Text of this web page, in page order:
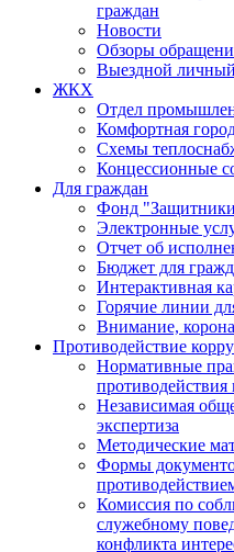
граждан
Новости
Обзоры
Выездной
ЖКХ
Отдел
Комфортная
Схемы
Концессионные
Для граждан
Фонд
Электронные
Отчет об
Бюджет для
Интерактивная
Горячие линии
Внимание,
Противодействие
Нормативные
противодействия
Независимая
экспертиза
Методические
Формы
Комиссия по
служебному
конфликта